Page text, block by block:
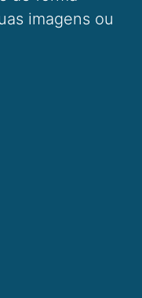
imagens ou